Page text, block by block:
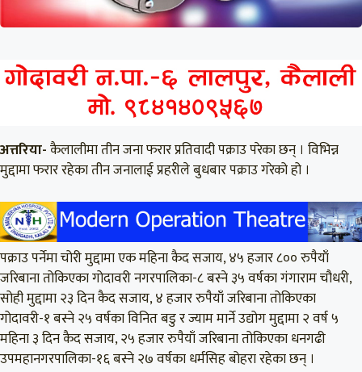
अत्तरिया-कैलालीमा तीन जना फरार प्रतिवादी पक्राउ परेका छन् । विभिन्न
मुद्दामा फरार रहेका तीन जनालाई प्रहरीले बुधबार पक्राउ गरेको हो ।
पक्राउ पर्नेमा चोरी मुद्दामा एक महिना कैद सजाय, ४५ हजार ८०० रुपैयाँ
जरिबाना तोकिएका गोदावरी नगरपालिका-८ बस्ने ३५ वर्षका गंगाराम चौधरी,
सोही मुद्दामा २३ दिन कैद सजाय, ४ हजार रुपैयाँ जरिबाना तोकिएका
गोदावरी-१ बस्ने २५ वर्षका विनित बडु र ज्याम मार्ने उद्योग मुद्दामा २ वर्ष ५
महिना ३ दिन कैद सजाय, २५ हजार रुपैयाँ जरिबाना तोकिएका धनगढी
उपमहानगरपालिका-१६ बस्ने २७ वर्षका धर्मसिह बोहरा रहेका छन् ।